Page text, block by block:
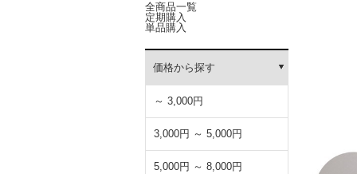
全商品一覧
定期購入
単品購入
価格から探す
～ 3,000円
3,000円 ～ 5,000円
5,000円 ～ 8,000円